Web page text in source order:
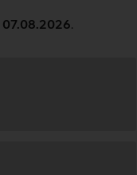
07.08.2026